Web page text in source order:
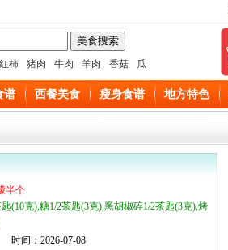
柿 猪肉 牛肉 羊肉 香菇 瓜
谱 西餐美食 瘦身食谱 地方特色
半个
(10克),糖1/2茶匙(3克),黑胡椒碎1/2茶匙(3克),烤
时间：2026-07-08